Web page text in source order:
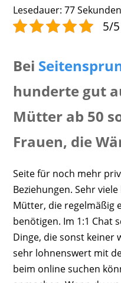
Lesedauer: 77Sekunden
5/
Bei
hunderte gut
Mütter ab 50
Frauen, die
Seite für noch mehr
Beziehungen. Sehr
Mütter, die regelmäßig
benötigen. Im 1:1 Chat
Dinge, die sonst keiner
sehr lohnenswert mit
beim online suchen